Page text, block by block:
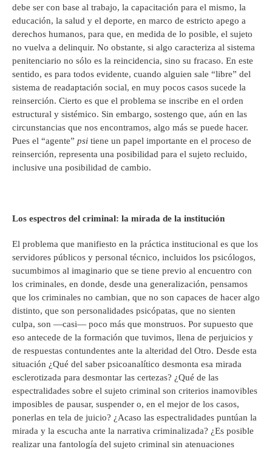
debe ser con base al trabajo, la capacitación para el mismo, la
educación, la salud y el deporte, en marco de estricto apego a
derechos humanos, para que, en medida de lo posible, el sujeto
no vuelva a delinquir. No obstante, si algo caracteriza al sistema
penitenciario no sólo es la reincidencia, sino su fracaso. En este
sentido, es para todos evidente, cuando alguien sale “libre” del
sistema de readaptación social, en muy pocos casos sucede la
reinserción. Cierto es que el problema se inscribe en el orden
estructural y sistémico. Sin embargo, sostengo que, aún en las
circunstancias que nos encontramos, algo más se puede hacer.
Pues el “agente” psi tiene un papel importante en el proceso de
reinserción, representa una posibilidad para el sujeto recluido,
inclusive una posibilidad de cambio.
Los espectros del criminal: la mirada de la institución
El problema que manifiesto en la práctica institucional es que los
servidores públicos y personal técnico, incluidos los psicólogos,
sucumbimos al imaginario que se tiene previo al encuentro con
los criminales, en donde, desde una generalización, pensamos
que los criminales no cambian, que no son capaces de hacer algo
distinto, que son personalidades psicópatas, que no sienten
culpa, son —casi— poco más que monstruos. Por supuesto que
eso antecede de la formación que tuvimos, llena de perjuicios y
de respuestas contundentes ante la alteridad del Otro. Desde esta
situación ¿Qué del saber psicoanalítico desmonta esa mirada
esclerotizada para desmontar las certezas? ¿Qué de las
espectralidades sobre el sujeto criminal son criterios inamovibles
imposibles de pausar, suspender o, en el mejor de los casos,
ponerlas en tela de juicio? ¿Acaso las espectralidades puntúan la
mirada y la escucha ante la narrativa criminalizada? ¿Es posible
realizar una fantología del sujeto criminal sin atenuaciones